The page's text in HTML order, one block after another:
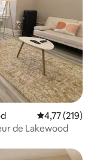
Évaluation
4,77 (219)
de Lakewood